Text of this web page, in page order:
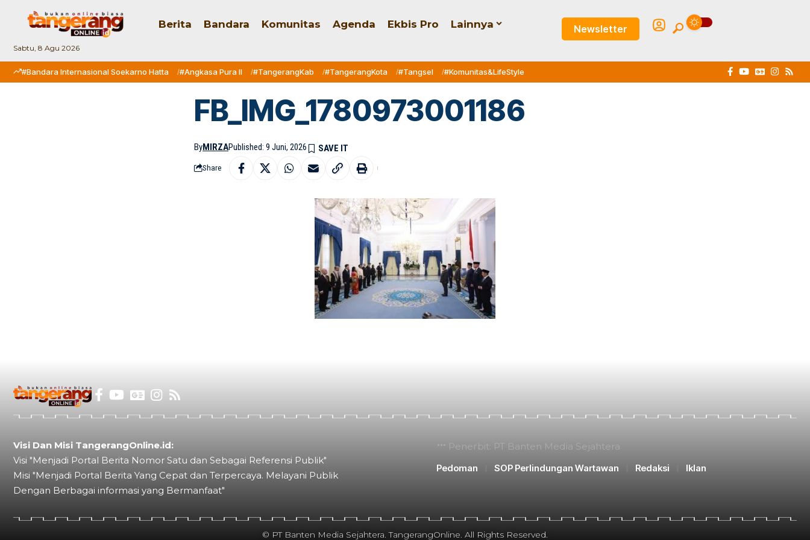
Sabtu, 8 Agu 2026
Berita Bandara Komunitas Agenda Ekbis Pro Lainnya Newsletter
#Bandara Internasional Soekarno Hatta #Angkasa Pura II #TangerangKab #TangerangKota #Tangsel #Komunitas&LifeStyle
FB_IMG_1780973001186
ByMIRZAPublished: 9 Juni, 2026
Share
Visi Dan Misi TangerangOnline.id:
Visi "Menjadi Portal Berita Nomor Satu dan Sebagai Referensi Publik"
Misi "Menjadi Portal Berita Yang Cepat dan Terpercaya. Melayani Publik
Dengan Berbagai informasi yang Bermanfaat"
Penerbit: PT Banten Media Sejahtera
Pedoman
SOP Perlindungan Wartawan Redaksi Iklan
© PT Banten Media Sejahtera. TangerangOnline. All Rights Reserved.